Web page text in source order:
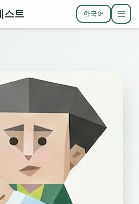
스트 한국어